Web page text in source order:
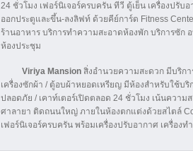
24 ชั่วโมง เฟอร์นิเจอร์ครบครัน ทีวี ตู้เย็น เครื่องปรั
ออกประตูและขึ้น-ลงลิฟท์ ด้วยคีย์การ์ด Fitness
ร้านอาหาร บริการทำความสะอาดห้องพัก บริการซัก
ห้องประชุม
Viriya Mansion สิ่งอำนวยความสะดวก มีบริก
เครื่องซักผ้า / ตู้อบผ้าหยอดเหรียญ มีห้องสำหรับใช้บ
ปลอดภัย / เคาท์เตอร์เปิดตลอด 24 ชั่วโมง เน้นควา
ศาลายา ติดถนนใหญ่ ภายในห้องตกแต่งด้วยสไตล์
เฟอร์นิเจอร์ครบครัน พร้อมเครื่องปรับอากาศ เครื่อ